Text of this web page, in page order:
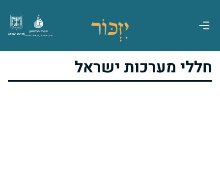
מדינת ישראל
משרד הביטחון
אגף משפחות, הנצחה ומורשת
חללי מערכות ישראל